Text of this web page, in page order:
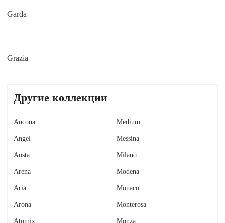
Garda
Grazia
Другие коллекции
Ancona
Angel
Aosta
Arena
Aria
Arona
Atomix
Medium
Messina
Milano
Modena
Monaco
Monterosa
Monza